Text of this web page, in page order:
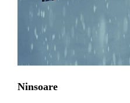
Ninsoare